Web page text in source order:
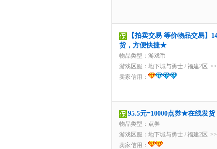
【拍卖交易 等价物品交易】
货，方便快捷★
物品类型：游戏币
游戏区服： 地下城与勇士 / 福建2区
卖家信用：
95.5元=10000点券★在线发
物品类型：点券
游戏区服： 地下城与勇士 / 福建2区
卖家信用：